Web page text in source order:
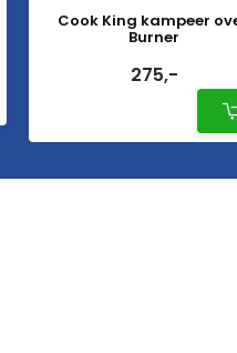
Cook King kampeer
Burner
275,-